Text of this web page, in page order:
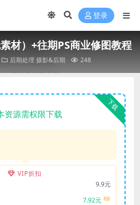
登录
材）+往期PS商业修图教程
后期处理 摄影&后期 248
下载
资源需权限下载
VIP折扣
9.9元
7.92元 8折